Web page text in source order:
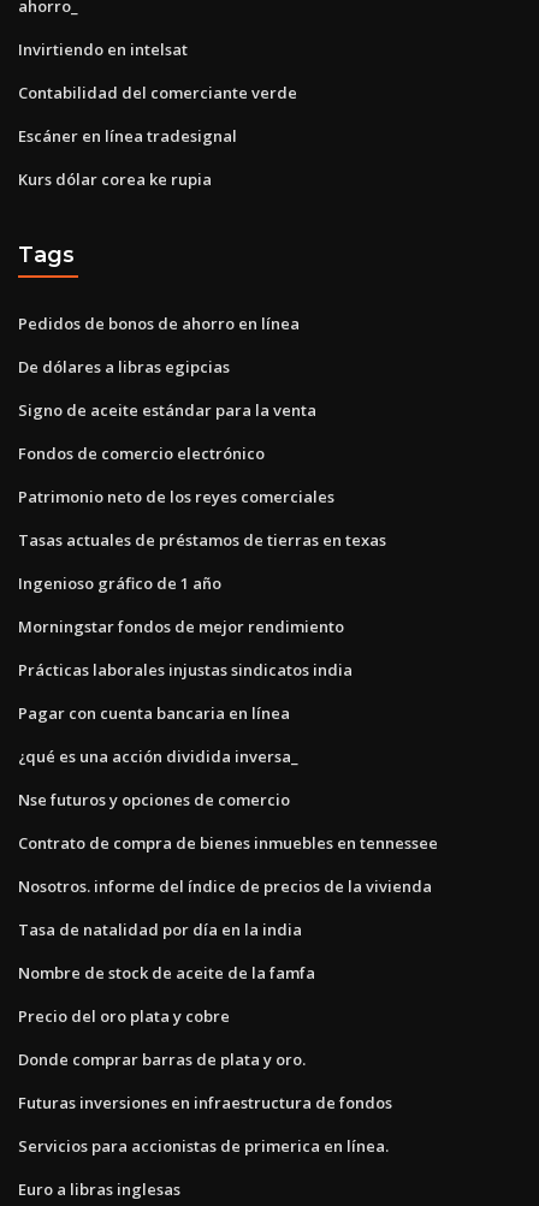
ahorro_
Invirtiendo en intelsat
Contabilidad del comerciante verde
Escáner en línea tradesignal
Kurs dólar corea ke rupia
Tags
Pedidos de bonos de ahorro en línea
De dólares a libras egipcias
Signo de aceite estándar para la venta
Fondos de comercio electrónico
Patrimonio neto de los reyes comerciales
Tasas actuales de préstamos de tierras en texas
Ingenioso gráfico de 1 año
Morningstar fondos de mejor rendimiento
Prácticas laborales injustas sindicatos india
Pagar con cuenta bancaria en línea
¿qué es una acción dividida inversa_
Nse futuros y opciones de comercio
Contrato de compra de bienes inmuebles en tennessee
Nosotros. informe del índice de precios de la vivienda
Tasa de natalidad por día en la india
Nombre de stock de aceite de la famfa
Precio del oro plata y cobre
Donde comprar barras de plata y oro.
Futuras inversiones en infraestructura de fondos
Servicios para accionistas de primerica en línea.
Euro a libras inglesas